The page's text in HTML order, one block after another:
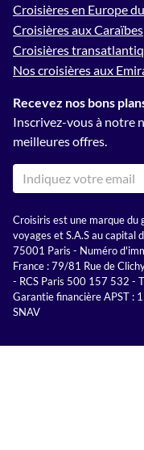
Croisières en Europe
Croisières aux Caraïbes
Croisières
Nos croisières aux
Recevez nos bons
Inscrivez-vous à notre
meilleures offres.
Croisiris est une marque du
voyages et S.A.S au capital
75001 Paris - Numéro
France : 79/81 Rue de
- RCS Paris 500 157 532 -
Garantie financière APST :
SNAV